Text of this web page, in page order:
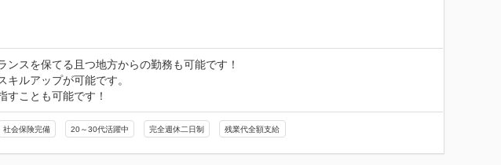
ンスを保てる且つ地方からの勤務も可能です！
キルアップが可能です。
すことも可能です！
社会保険完備 20～30代活躍中 完全週休二日制 残業代全額支給